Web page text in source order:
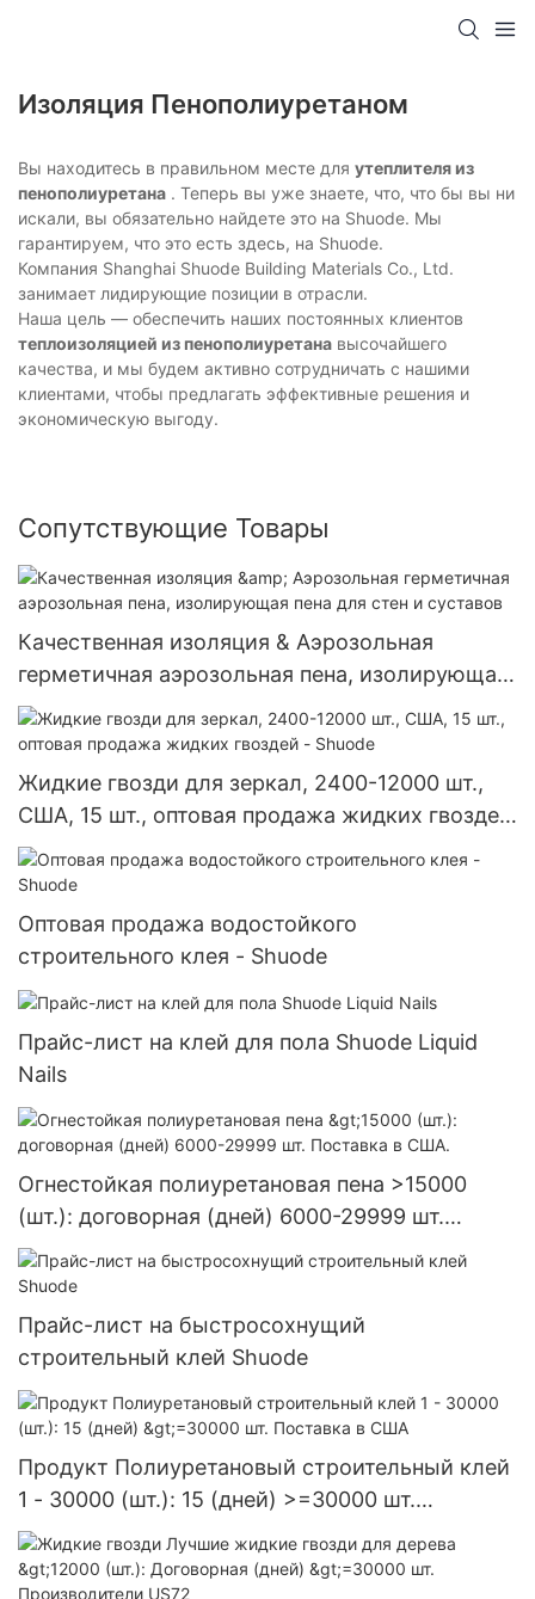
Изоляция Пенополиуретаном
Вы находитесь в правильном месте для утеплителя из
пенополиуретана . Теперь вы уже знаете, что, что бы вы ни
искали, вы обязательно найдете это на Shuode. Мы
гарантируем, что это есть здесь, на Shuode.
Компания Shanghai Shuode Building Materials Co., Ltd.
занимает лидирующие позиции в отрасли.
Наша цель — обеспечить наших постоянных клиентов
теплоизоляцией из пенополиуретана высочайшего
качества, и мы будем активно сотрудничать с нашими
клиентами, чтобы предлагать эффективные решения и
экономическую выгоду.
Сопутствующие Товары
Качественная изоляция & Аэрозольная
герметичная аэрозольная пена, изолирующая
пена для стен и суставов
Жидкие гвозди для зеркал, 2400-12000 шт.,
США, 15 шт., оптовая продажа жидких гвоздей
- Shuode
Оптовая продажа водостойкого
строительного клея - Shuode
Прайс-лист на клей для пола Shuode Liquid
Nails
Огнестойкая полиуретановая пена >15000
(шт.): договорная (дней) 6000-29999 шт.
Поставка в США.
Прайс-лист на быстросохнущий
строительный клей Shuode
Продукт Полиуретановый строительный клей
1 - 30000 (шт.): 15 (дней) >=30000 шт.
Поставка в США